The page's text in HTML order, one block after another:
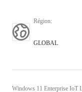
Région:
GLOBAL
Windows 11 Enterprise IoT